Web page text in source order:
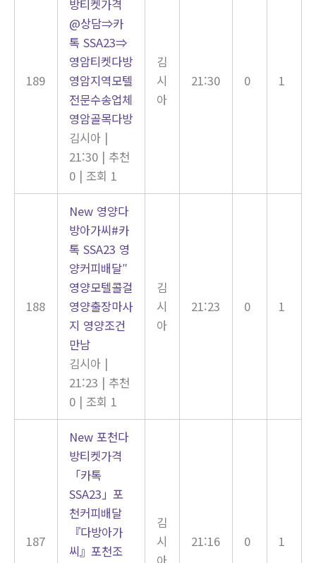
189
방티켓가격
@상담⇒카
톡 SSA23⇒
영암티켓다방
영암지역모텔
전문수송업체
영암골목다방
김시아 |
21:30 | 추천
0 | 조회 1
김
시
아
21:30 0 1
188
New 영양다
방아가씨#카
톡 SSA23 영
양커피배달″
영양모텔콜걸
영양출장마사
지 영양조건
만남
김시아 |
21:23 | 추천
0 | 조회 1
김
시
아
21:23 0 1
187
New 포천다
방티켓가격
「카톡
SSA23」포
천커피배달
『다방아가
씨』포천조
김
시
21:16 0 1